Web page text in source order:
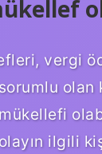
vergi
olan
ilgili